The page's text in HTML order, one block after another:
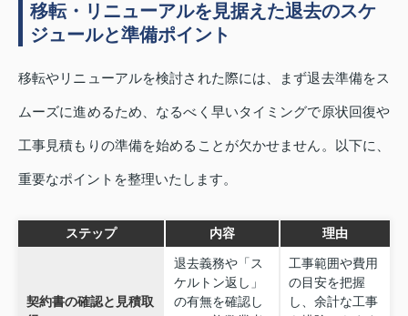
移転・リニューアルを見据えた退去のスケ
ジュールと準備ポイント
移転やリニューアルを検討された際には、まず退去準備をス
ムーズに進めるため、なるべく早いタイミングで原状回復や
工事見積もりの準備を始めることが欠かせません。以下に、
重要なポイントを整理いたします。
ステップ 内容 理由
契約書の確認と見積取
退去義務や「ス
ケルトン返し」
の有無を確認し
工事範囲や費用
の目安を把握
し、余計な工事